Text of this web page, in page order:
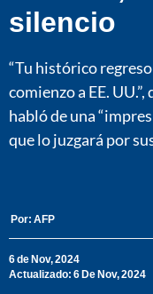
silencio
“Tu histórico
comienzo a EE.
habló de una
que lo juzgará por
Por: AFP
6 de Nov, 2024
Actualizado: 6 De Nov, 2024